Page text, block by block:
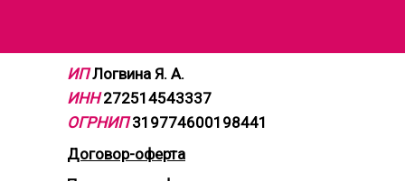
ИП Логвина Я. А.
ИНН272514543337
ОГРНИП 319774600198441
Договор-оферта